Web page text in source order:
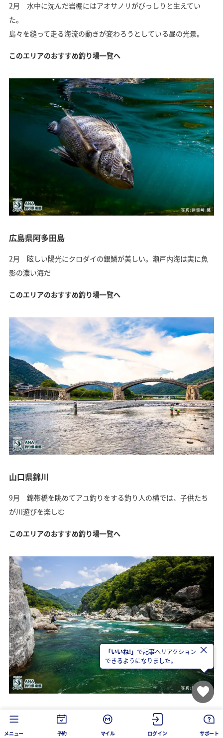
2月 水中に沈んだ岩棚にはアオサノリがびっしりと生えてい
た。
島々を縫って走る海流の動きが変わろうとしている昼の光景。
このエリアのおすすめ釣り場一覧へ
広島県阿多田島
2月 眩しい陽光にクロダイの銀鱗が美しい。瀬戸内海は実に魚
影の濃い海だ
このエリアのおすすめ釣り場一覧へ
山口県錦川
9月 錦帯橋を眺めてアユ釣りをする釣り人の横では、子供たち
が川遊びを楽しむ
このエリアのおすすめ釣り場一覧へ
徳島県吉野川
×
「いいね!」 で記事へリアクション
できるようになりました。
メニュー 予約 マイル ログイン サポート